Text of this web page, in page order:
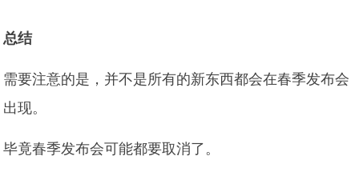
总结
需要注意的是，并不是所有的新东西都会在春季发布会
出现。
毕竟春季发布会可能都要取消了。